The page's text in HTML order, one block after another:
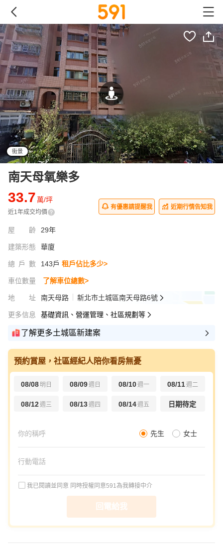
街景
南天母氧樂多
33.7萬/坪
近1年成交均價
有優惠請提醒我 近期行情告知我
屋齡 29年
建築形態 華廈
總戶數 143戶 租戶佔比多少>
車位數量 了解車位總數>
地址 南天母路 新北市土城區南天母路6號
更多信息 基礎資訊、營運管理、社區規劃等
了解更多土城區新建案
預約賞屋，社區經紀人陪你看房無憂
08/08 明日 08/09週日 08/10週一 08/11週二
08/12週三 08/13週四 08/14週五 日期待定
先生 女士
我已閱讀並同意 同時授權同意591為我轉接中介
回電給我